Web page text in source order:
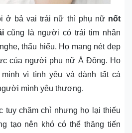
ở bả vai trái nữ thì phụ nữ nốt
cũng là người có trái tim nhân
thấu hiểu. Họ mang nét đẹp
của người phụ nữ Á Đông. Họ
vì tình yêu và dành tất cả
mình yêu thương.
tuy chăm chỉ nhưng họ lại thiếu
tạo nên khó có thể thăng tiến